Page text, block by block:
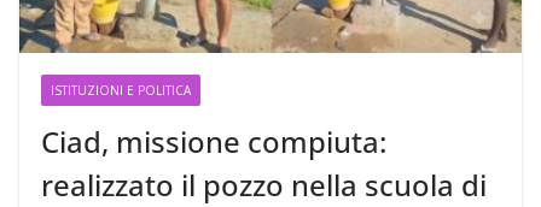
ISTITUZIONI E POLITICA
Ciad, missione compiuta:
realizzato il pozzo nella scuola di